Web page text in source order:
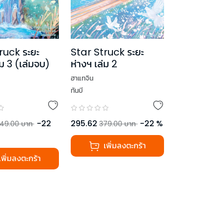
ระยะ
3 (เล่มจบ)
บาท -22
พิ่มลงตะกร้า
Star Struck ระยะ
ห่างฯ เล่ม 2
ฮาแทจิน
ทันบี
295.62 379.00 บาท -22 %
เพิ่มลงตะกร้า